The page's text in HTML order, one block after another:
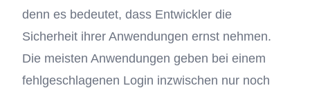
denn es bedeutet, dass Entwickler die
Sicherheit ihrer Anwendungen ernst nehmen.
Die meisten Anwendungen geben bei einem
fehlgeschlagenen Login inzwischen nur noch